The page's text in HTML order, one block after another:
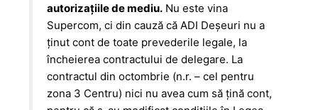
autorizațiile de mediu. Nu este vina
Supercom, ci din cauză că ADI Deșeuri nu a
ținut cont de toate prevederile legale, la
încheierea contractului de delegare. La
contractul din octombrie (n.r. – cel pentru
zona 3 Centru) nici nu avea cum să țină cont,